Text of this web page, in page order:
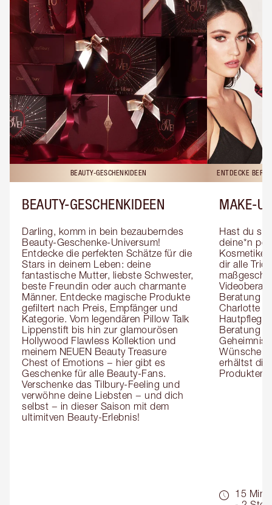
BEAUTY-GESCHENKIDEEN
BEAUTY-GESCHENKIDEEN
Darling, komm in bein bezauberndes
Beauty-Geschenke-Universum!
Entdecke die perfekten Schätze für die
Stars in deinem Leben: deine
fantastische Mutter, liebste Schwester,
beste Freundin oder auch charmante
Männer. Entdecke magische Produkte
gefiltert nach Preis, Empfänger und
Kategorie. Vom legendären Pillow Talk
Lippenstift bis hin zur glamourösen
Hollywood Flawless Kollektion und
meinem NEUEN Beauty Treasure
Chest of Emotions − hier gibt es
Geschenke für alle Beauty-Fans.
Verschenke das Tilbury-Feeling und
verwöhne deine Liebsten − und dich
selbst − in dieser Saison mit dem
ultimitven Beauty-Erlebnis!
ENTDECKE
MAKE-
Hast du
deine*n
dir alle
Beratung
Charlotte
Beratung
Wünsche
erhältst die
15 Min.